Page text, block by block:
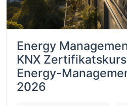
Energy
KNX
Energy-
2026